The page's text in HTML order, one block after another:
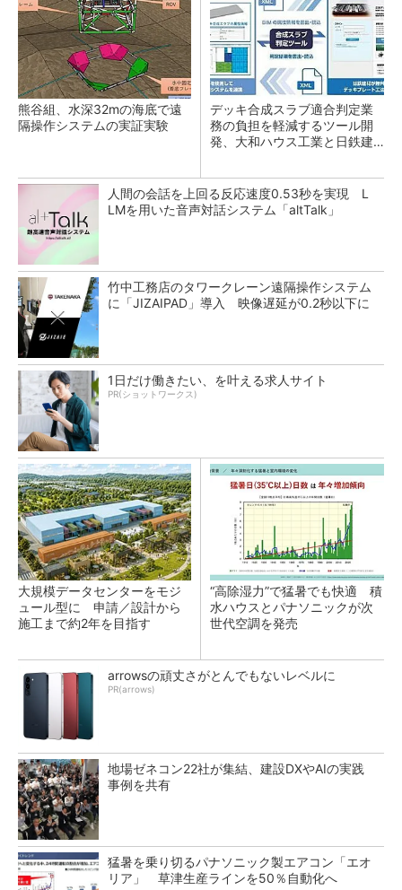
熊谷組、水深32mの海底で遠
隔操作システムの実証実験
デッキ合成スラブ適合判定業
務の負担を軽減するツール開
発、大和ハウス工業と日鉄建
人間の会話を上回る反応速度0.53秒を実現 L
LMを用いた音声対話システム「altTalk」
竹中工務店のタワークレーン遠隔操作システム
に「JIZAIPAD」導入 映像遅延が0.2秒以下に
1日だけ働きたい、を叶える求人サイト
PR(ショットワークス)
大規模データセンターをモジ
ュール型に 申請／設計から
施工まで約2年を目指す
“高除湿力”で猛暑でも快適 積
水ハウスとパナソニックが次
世代空調を発売
arrowsの頑丈さがとんでもないレベルに
PR(arrows)
地場ゼネコン22社が集結、建設DXやAIの実践
事例を共有
猛暑を乗り切るパナソニック製エアコン「エオ
リア」 草津生産ラインを50％自動化へ